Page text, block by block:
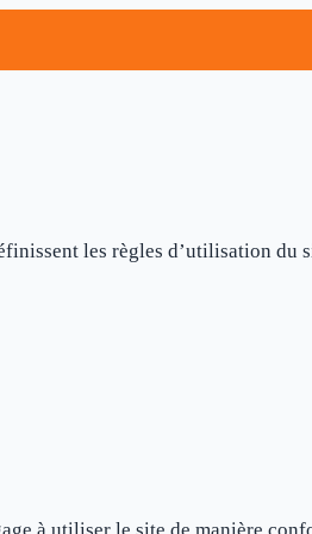
les règles d’utilisation du
à utiliser le site de manière